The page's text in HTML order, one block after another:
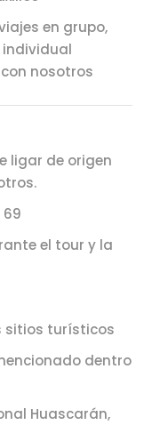
en grupo,
nosotros
ligar de origen
el tour y la
sitios turísticos
dentro
Huascarán,